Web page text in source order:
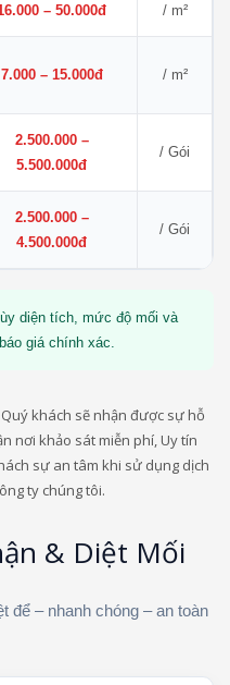
– 50.000đ / m²
7.000 – 15.000đ / m²
2.500.000 –
5.500.000đ
/ Gói
2.500.000 –
4.500.000đ
/ Gói
diện tích, mức độ mối và
giá chính xác.
khách sẽ nhận được sự hỗ
nơi khảo sát miễn phí, Uy tín
sự an tâm khi sử dụng dịch
ty chúng tôi.
& Diệt Mối
để – nhanh chóng – an toàn